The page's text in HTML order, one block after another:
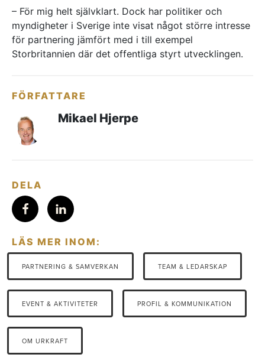
– För mig helt självklart. Dock har politiker och
myndigheter i Sverige inte visat något större intresse
för partnering jämfört med i till exempel
Storbritannien där det offentliga styrt utvecklingen.
FÖRFATTARE
Mikael Hjerpe
DELA
LÄS MER INOM:
PARTNERING & SAMVERKAN TEAM & LEDARSKAP
EVENT & AKTIVITETER PROFIL & KOMMUNIKATION
OM URKRAFT